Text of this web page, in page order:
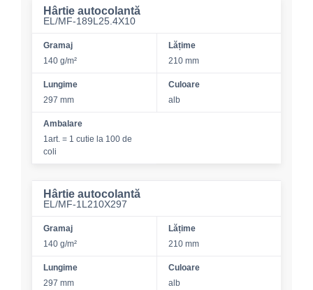
Hârtie autocolantă
EL/MF-189L25.4X10
Gramaj
140 g/m²
Lățime
210 mm
Lungime
297 mm
Culoare
alb
Ambalare
1art. = 1 cutie la 100 de
coli
Hârtie autocolantă
EL/MF-1L210X297
Gramaj
140 g/m²
Lățime
210 mm
Lungime
297 mm
Culoare
alb